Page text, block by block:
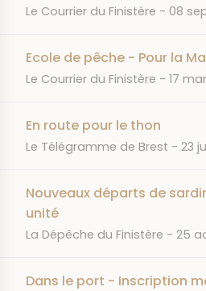
JOURNAL
Le Courrier du Finistère DATE
08
Ecole de pêche - Pour la
JOURNAL
Le Courrier du Finistère DATE
17
En route pour le thon
JOURNAL
Le Télégramme de Brest DATE
23
Nouveaux départs de
unité
JOURNAL
La Dépêche du Finistère DATE
25
Dans le port - Inscription